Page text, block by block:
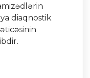
diaqnostik